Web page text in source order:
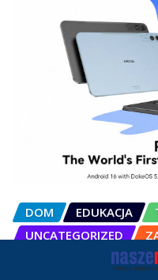
DOM EDUKACJA
UNCATEGORIZED
OSCAL Pad